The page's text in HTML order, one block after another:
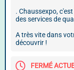
. Chaussexpo,
des services de
A très vite dans
découvrir !
FERMÉ